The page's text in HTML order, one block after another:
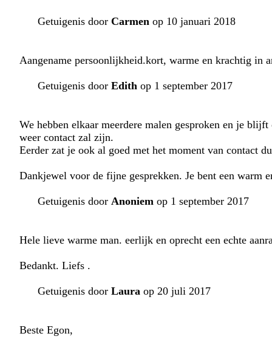
Getuigenis door Carmen op 10 januari 2018
Aangename persoonlijkheid.kort, warme en krachtig in
Getuigenis door Edith op 1 september 2017
We hebben elkaar meerdere malen gesproken en je
weer contact zal zijn.
Eerder zat je ook al goed met het moment van contact
Dankjewel voor de fijne gesprekken. Je bent een warm
Getuigenis door Anoniem op 1 september 2017
Hele lieve warme man. eerlijk en oprecht een echte
Bedankt. Liefs .
Getuigenis door Laura op 20 juli 2017
Beste Egon,